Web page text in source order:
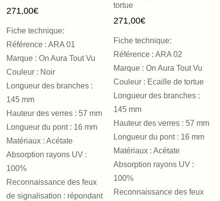
271,00€
Fiche technique:
Référence : ARA 01
Marque : On Aura Tout Vu
Couleur : Noir
Longueur des branches :
145 mm
Hauteur des verres : 57 mm
Longueur du pont : 16 mm
Matériaux : Acétate
Absorption rayons UV :
100%
Reconnaissance des feux
de signalisation : répondant
tortue
271,00€
Fiche technique:
Référence : ARA 02
Marque : On Aura Tout Vu
Couleur : Ecaille de tortue
Longueur des branches :
145 mm
Hauteur des verres : 57 mm
Longueur du pont : 16 mm
Matériaux : Acétate
Absorption rayons UV :
100%
Reconnaissance des feux